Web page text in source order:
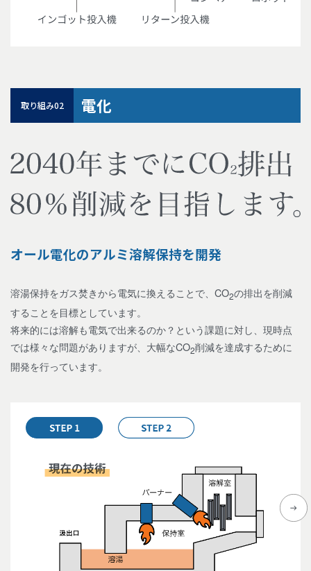
取り組み02 電化
オール電化のアルミ溶解保持を開発
溶湯保持をガス焚きから電気に換えることで、CO2の排出を削減
することを目標としています。
将来的には溶解も電気で出来るのか？という課題に対し、現時点
では様々な問題がありますが、大幅なCO2削減を達成するために
開発を行っています。